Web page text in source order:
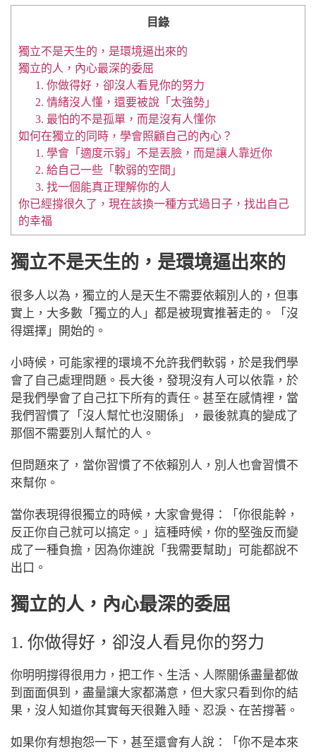
目錄
獨立不是天生的，是環境逼出來的
獨立的人，內心最深的委屈
1. 你做得好，卻沒人看見你的努力
2. 情緒沒人懂，還要被說「太強勢」
3. 最怕的不是孤單，而是沒有人懂你
如何在獨立的同時，學會照顧自己的內心？
1. 學會「適度示弱」不是丟臉，而是讓人靠近你
2. 給自己一些「軟弱的空間」
3. 找一個能真正理解你的人
你已經撐很久了，現在該換一種方式過日子，找出自己
的幸福
獨立不是天生的，是環境逼出來的
很多人以為，獨立的人是天生不需要依賴別人的，但事
實上，大多數「獨立的人」都是被現實推著走的。「沒
得選擇」開始的。
小時候，可能家裡的環境不允許我們軟弱，於是我們學
會了自己處理問題。 長大後，發現沒有人可以依靠，於
是我們學會了自己扛下所有的責任。 甚至在感情裡，當
我們習慣了「沒人幫忙也沒關係」，最後就真的變成了
那個不需要別人幫忙的人。
但問題來了，當你習慣了不依賴別人，別人也會習慣不
來幫你。
當你表現得很獨立的時候，大家會覺得：「你很能幹，
反正你自己就可以搞定。」 這種時候，你的堅強反而變
成了一種負擔，因為你連說「我需要幫助」可能都說不
出口。
獨立的人，內心最深的委屈
1. 你做得好，卻沒人看見你的努力
你明明撐得很用力，把工作、生活、人際關係盡量都做
到面面俱到，盡量讓大家都滿意，但大家只看到你的結
果，沒人知道你其實每天很難入睡、忍淚、在苦撐著。
如果你有想抱怨一下，甚至還會有人說：「你不是本來